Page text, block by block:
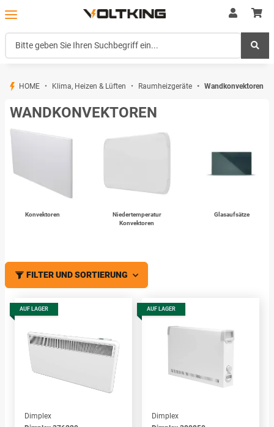
HOME Klima, Heizen & Lüften Raumheizgeräte Wandkonvektoren
WANDKONVEKTOREN
Konvektoren
Niedertemperatur
Konvektoren
Glasaufsätze
FILTER UND SORTIERUNG
AUF LAGER
Dimplex
AUF LAGER
Dimplex